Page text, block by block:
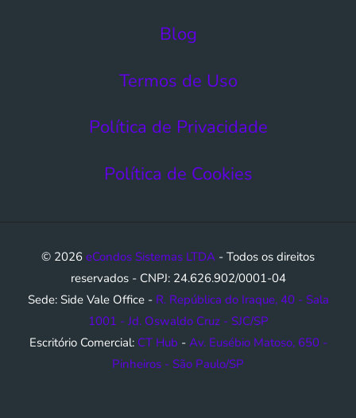
Blog
Termos de Uso​
Política de Privacidade
Política de Cookies
© 2026 eCondos Sistemas LTDA - Todos os direitos
reservados - CNPJ: 24.626.902/0001-04
Sede: Side Vale Office - R. República do Iraque, 40 - Sala
1001 - Jd. Oswaldo Cruz - SJC/SP
Escritório Comercial: CT Hub - Av. Eusébio Matoso, 650 -
Pinheiros - São Paulo/SP